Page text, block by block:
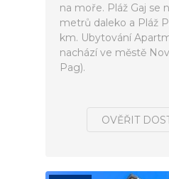
na moře. Pláž Gaj se
metrů daleko a Pláž
km. Ubytování
nachází ve městě
Pag).
OVĚŘIT